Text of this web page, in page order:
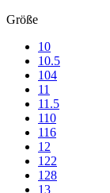
Größe
10
10.5
104
11
11.5
110
116
12
122
128
13